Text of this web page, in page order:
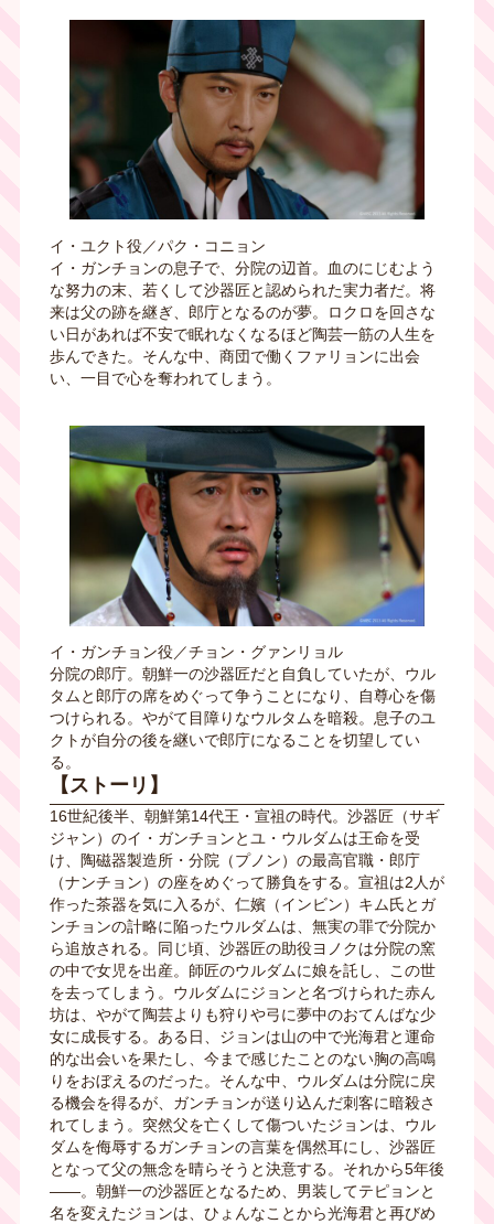
イ・ユクト役／パク・コニョン
イ・ガンチョンの息子で、分院の辺首。血のにじむよう
な努力の末、若くして沙器匠と認められた実力者だ。将
来は父の跡を継ぎ、郎庁となるのが夢。ロクロを回さな
い日があれば不安で眠れなくなるほど陶芸一筋の人生を
歩んできた。そんな中、商団で働くファリョンに出会
い、一目で心を奪われてしまう。
イ・ガンチョン役／チョン・グァンリョル
分院の郎庁。朝鮮一の沙器匠だと自負していたが、ウル
タムと郎庁の席をめぐって争うことになり、自尊心を傷
つけられる。やがて目障りなウルタムを暗殺。息子のユ
クトが自分の後を継いで郎庁になることを切望してい
る。
【ストーリ】
16世紀後半、朝鮮第14代王・宣祖の時代。沙器匠（サギ
ジャン）のイ・ガンチョンとユ・ウルダムは王命を受
け、陶磁器製造所・分院（プノン）の最高官職・郎庁
（ナンチョン）の座をめぐって勝負をする。宣祖は2人が
作った茶器を気に入るが、仁嬪（インビン）キム氏とガ
ンチョンの計略に陥ったウルダムは、無実の罪で分院か
ら追放される。同じ頃、沙器匠の助役ヨノクは分院の窯
の中で女児を出産。師匠のウルダムに娘を託し、この世
を去ってしまう。ウルダムにジョンと名づけられた赤ん
坊は、やがて陶芸よりも狩りや弓に夢中のおてんばな少
女に成長する。ある日、ジョンは山の中で光海君と運命
的な出会いを果たし、今まで感じたことのない胸の高鳴
りをおぼえるのだった。そんな中、ウルダムは分院に戻
る機会を得るが、ガンチョンが送り込んだ刺客に暗殺さ
れてしまう。突然父を亡くして傷ついたジョンは、ウル
ダムを侮辱するガンチョンの言葉を偶然耳にし、沙器匠
となって父の無念を晴らそうと決意する。それから5年後
――。朝鮮一の沙器匠となるため、男装してテピョンと
名を変えたジョンは、ひょんなことから光海君と再びめ